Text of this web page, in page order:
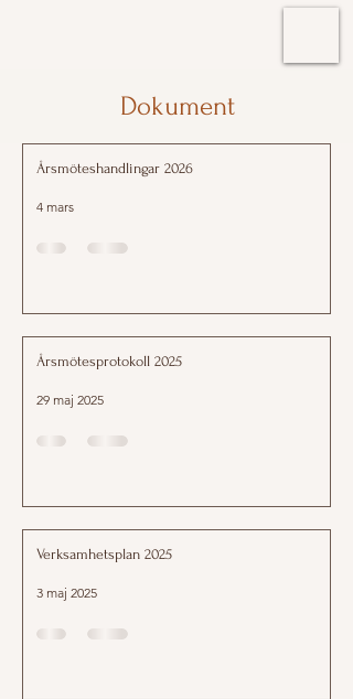
Dokument
Årsmöteshandlingar 2026
4 mars
Årsmötesprotokoll 2025
29 maj 2025
Verksamhetsplan 2025
3 maj 2025